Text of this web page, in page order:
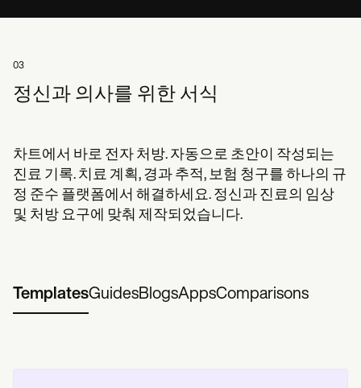
03
정신과 의사를 위한 서식
차트에서 바로 전자 처방. 자동으로 초안이 작성되는
진료 기록. 치료 계획, 경과 추적, 보험 청구를 하나의 규
정 준수 플랫폼에서 해결하세요. 정신과 진료의 임상
및 처방 요구에 맞춰 제작되었습니다.
TemplatesGuidesBlogsAppsComparisons